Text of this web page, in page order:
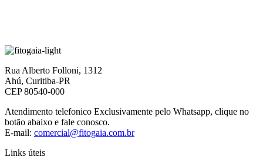
Rua Alberto Folloni, 1312
Ahú, Curitiba-PR
CEP 80540-000
Atendimento telefonico Exclusivamente pelo Whatsapp, clique no
botão abaixo e fale conosco.
E-mail: comercial@fitogaia.com.br
Links úteis